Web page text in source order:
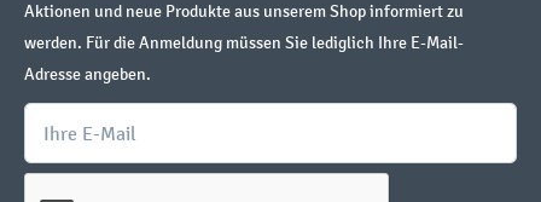
Aktionen und neue Produkte aus unserem Shop informiert zu
werden. Für die Anmeldung müssen Sie lediglich Ihre E-Mail-
Adresse angeben.